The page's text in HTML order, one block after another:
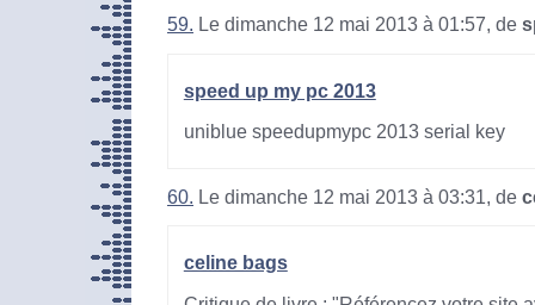
59. Le dimanche 12 mai 2013 à 01:57, de
speed up my pc 2013
uniblue speedupmypc 2013 serial key
60. Le dimanche 12 mai 2013 à 03:31, de
celine bags